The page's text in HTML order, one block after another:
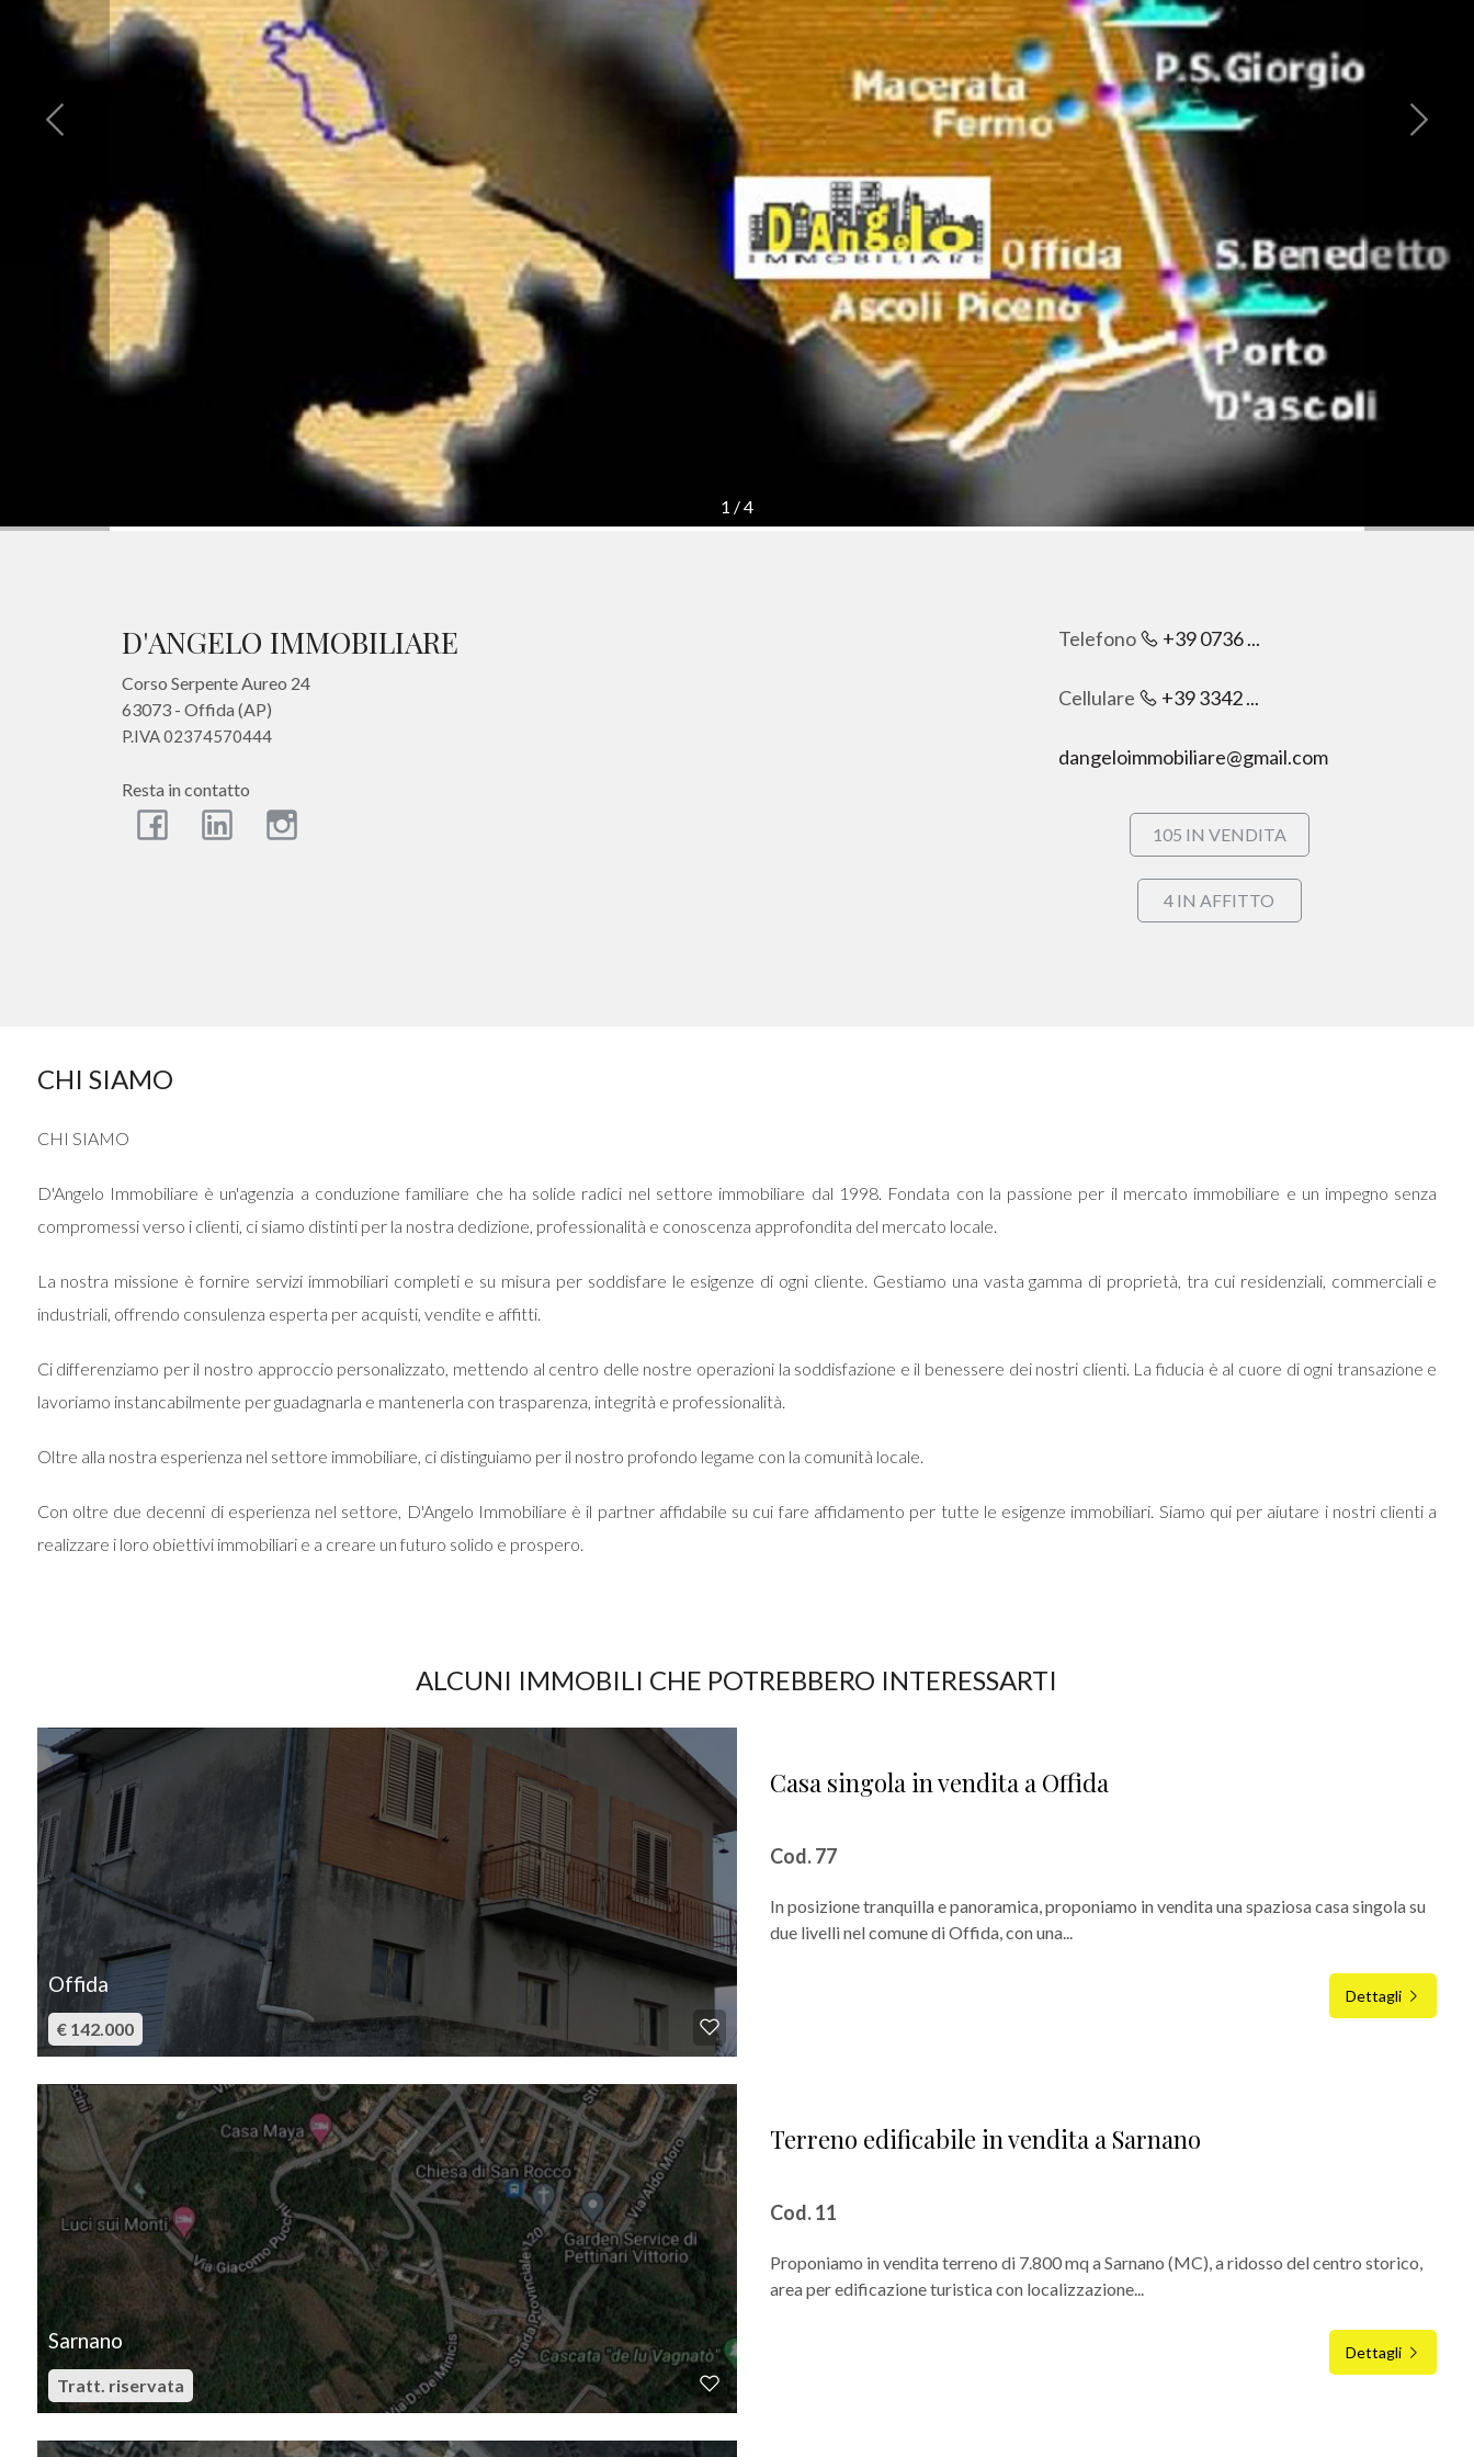
1 /4
D'ANGELO IMMOBILIARE
Corso Serpente Aureo 24
63073 - Offida (AP)
P.IVA 02374570444
Resta in contatto
Telefono +39 0736 ...
Cellulare +39 3342 ...
dangeloimmobiliare@gmail.com
105 IN VENDITA
4 IN AFFITTO
CHI SIAMO
CHI SIAMO
D'Angelo Immobiliare è un'agenzia a conduzione familiare che ha solide radici nel settore immobiliare dal 1998. Fondata con la passione per il mercato immobiliare e un impegno senza
compromessi verso i clienti, ci siamo distinti per la nostra dedizione, professionalità e conoscenza approfondita del mercato locale.
La nostra missione è fornire servizi immobiliari completi e su misura per soddisfare le esigenze di ogni cliente. Gestiamo una vasta gamma di proprietà, tra cui residenziali, commerciali e
industriali, offrendo consulenza esperta per acquisti, vendite e affitti.
Ci differenziamo per il nostro approccio personalizzato, mettendo al centro delle nostre operazioni la soddisfazione e il benessere dei nostri clienti. La fiducia è al cuore di ogni transazione e
lavoriamo instancabilmente per guadagnarla e mantenerla con trasparenza, integrità e professionalità.
Oltre alla nostra esperienza nel settore immobiliare, ci distinguiamo per il nostro profondo legame con la comunità locale.
Con oltre due decenni di esperienza nel settore, D'Angelo Immobiliare è il partner affidabile su cui fare affidamento per tutte le esigenze immobiliari. Siamo qui per aiutare i nostri clienti a
realizzare i loro obiettivi immobiliari e a creare un futuro solido e prospero.
ALCUNI IMMOBILI CHE POTREBBERO INTERESSARTI
Offida
€ 142.000
Casa singola in vendita a Offida
Cod. 77
In posizione tranquilla e panoramica, proponiamo in vendita una spaziosa casa singola su
due livelli nel comune di Offida, con una...
Dettagli
Sarnano
Tratt. riservata
Terreno edificabile in vendita a Sarnano
Cod. 11
Proponiamo in vendita terreno di 7.800 mq a Sarnano (MC), a ridosso del centro storico,
area per edificazione turistica con localizzazione...
Dettagli
Provincia
Comune
Tipologia
multiscelta
Locali
1
3
4
Qualsiasi
1
2
4
5+
Camere
minime
Qualsiasi